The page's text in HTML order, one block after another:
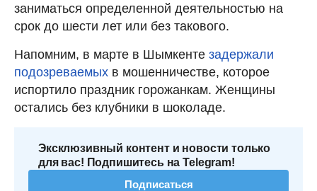
заниматься определенной деятельностью на
срок до шести лет или без такового.
Напомним, в марте в Шымкенте задержали
подозреваемых в мошенничестве, которое
испортило праздник горожанкам. Женщины
остались без клубники в шоколаде.
Эксклюзивный контент и новости только
для вас! Подпишитесь на Telegram!
Подписаться